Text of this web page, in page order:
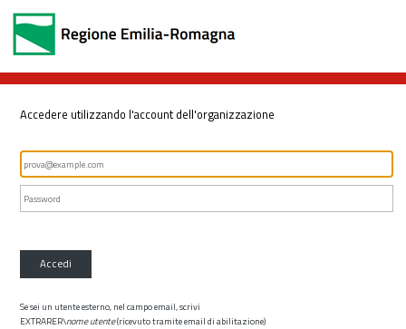
Accedere utilizzando l'account dell'organizzazione
Accedi
Se sei un utente esterno, nel campo email, scrivi
EXTRARER\nome utente(ricevuto tramite email di abilitazione)